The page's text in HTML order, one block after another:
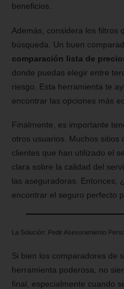
beneficios.
Además, considera los filtros
búsqueda. Un buen
comparación lista de
donde puedas elegir entre
riesgo. Esta herramienta te
encontrar las opciones más
Finalmente, es importante
otros usuarios. Muchos sitios
clientes que han utilizado el
clara sobre la calidad del
las aseguradoras. Entonces,
encontrar el seguro perfecto
La Solución: Pedir Asesoramiento
Si bien los comparadores de
herramienta poderosa, no
final, especialmente cuando